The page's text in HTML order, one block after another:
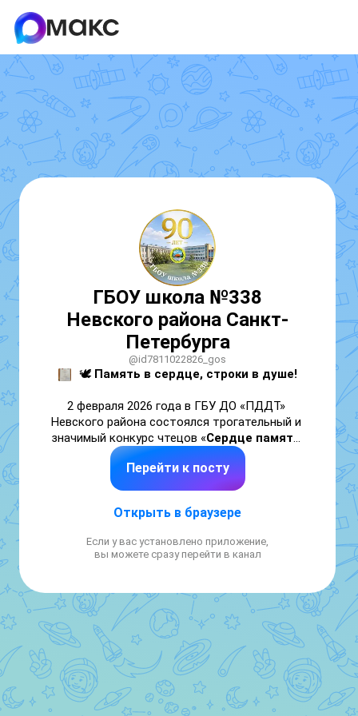
ГБОУ школа №338
Невского района Санкт-
Петербурга
@id7811022826_gos
🕊️ Память в сердце, строки в душе!
2 февраля 2026 года в ГБУ ДО «ПДДТ»
Невского района состоялся трогательный и
значимый конкурс чтецов «Сердце память
хранит: «Знайте, помнят живые о Вас!
Мероприятие прошло в рамках районного
проекта героико-патриотического
было посвящено маленьким героям
выразительные, пронзительные
выступления, показав не только артистизм,
но и глубокое уважение к исторической
памяти.
🏆 Поздравляем наших юных чтецов с
заслуженными наградами!
Перейти к посту
Открыть в браузере
Если у вас установлено приложение,
вы можете сразу перейти в канал